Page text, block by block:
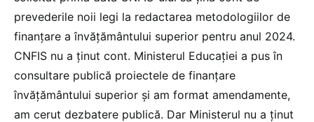
prevederile noii legi la redactarea metodologiilor de
finanțare a învățământului superior pentru anul 2024.
CNFIS nu a ținut cont. Ministerul Educației a pus în
consultare publică proiectele de finanțare
învățământului superior și am format amendamente,
am cerut dezbatere publică. Dar Ministerul nu a ținut